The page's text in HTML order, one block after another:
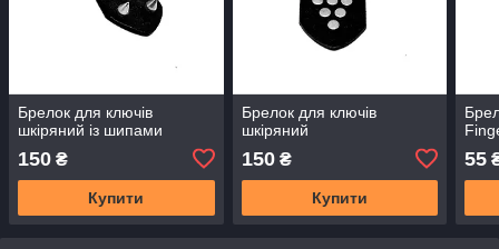
Брелок для ключів
шкіряний із шипами
150 ₴
Купити
Брелок для ключів
шкіряний
150₴
Купити
55